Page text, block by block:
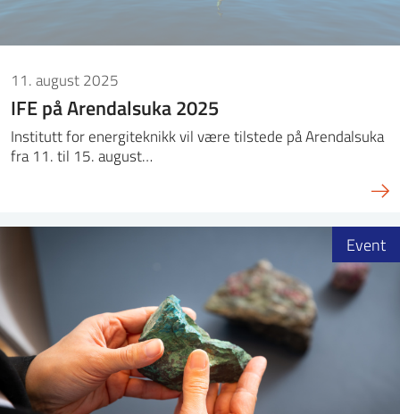
11. august 2025
IFE på Arendalsuka 2025
Institutt for energiteknikk vil være tilstede på Arendalsuka
fra 11. til 15. august…
Event